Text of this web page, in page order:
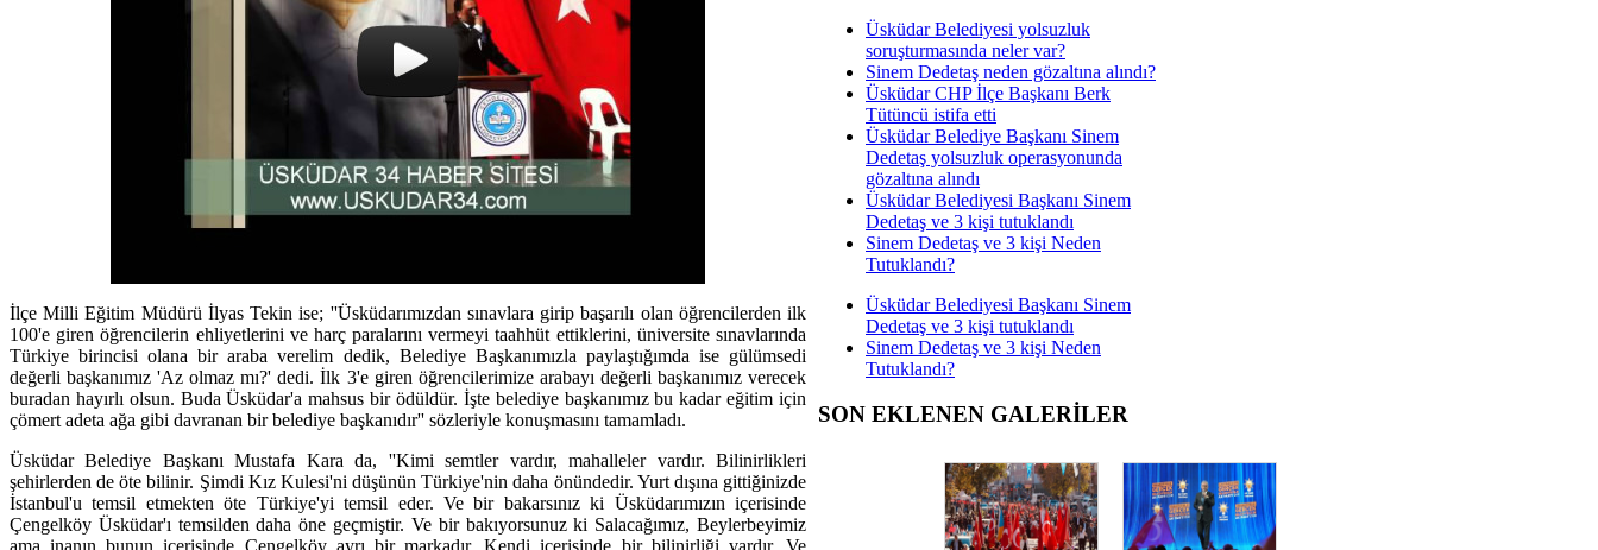
İlçe Milli Eğitim Müdürü İlyas Tekin ise; ''Üsküdarımızdan sınavlara girip başarılı olan öğrencilerden ilk
100'e giren öğrencilerin ehliyetlerini ve harç paralarını vermeyi taahhüt ettiklerini, üniversite sınavlarında
Türkiye birincisi olana bir araba verelim dedik, Belediye Başkanımızla paylaştığımda ise gülümsedi
değerli başkanımız 'Az olmaz mı?' dedi. İlk 3'e giren öğrencilerimize arabayı değerli başkanımız verecek
buradan hayırlı olsun. Buda Üsküdar'a mahsus bir ödüldür. İşte belediye başkanımız bu kadar eğitim için
çömert adeta ağa gibi davranan bir belediye başkanıdır'' sözleriyle konuşmasını tamamladı.
Üsküdar Belediye Başkanı Mustafa Kara da, ''Kimi semtler vardır, mahalleler vardır. Bilinirlikleri
şehirlerden de öte bilinir. Şimdi Kız Kulesi'ni düşünün Türkiye'nin daha önündedir. Yurt dışına gittiğinizde
İstanbul'u temsil etmekten öte Türkiye'yi temsil eder. Ve bir bakarsınız ki Üsküdarımızın içerisinde
Çengelköy Üsküdar'ı temsilden daha öne geçmiştir. Ve bir bakıyorsunuz ki Salacağımız, Beylerbeyimiz
ama inanın bunun içerisinde Çengelköy ayrı bir markadır. Kendi içerisinde bir bilinirliği vardır. Ve
Üsküdar Belediyesi yolsuzluk
soruşturmasında neler var?
Sinem Dedetaş neden gözaltına alındı?
Üsküdar CHP İlçe Başkanı Berk
Tütüncü istifa etti
Üsküdar Belediye Başkanı Sinem
Dedetaş yolsuzluk operasyonunda
gözaltına alındı
Üsküdar Belediyesi Başkanı Sinem
Dedetaş ve 3 kişi tutuklandı
Sinem Dedetaş ve 3 kişi Neden
Tutuklandı?
Üsküdar Belediyesi Başkanı Sinem
Dedetaş ve 3 kişi tutuklandı
Sinem Dedetaş ve 3 kişi Neden
Tutuklandı?
SON EKLENEN GALERİLER